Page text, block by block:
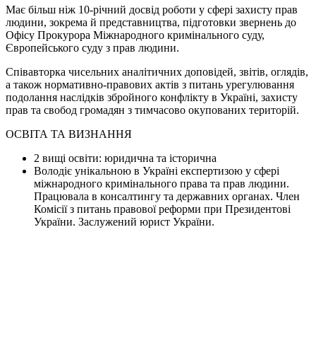
Має більш ніж 10-річний досвід роботи у сфері захисту прав
людини, зокрема й представництва, підготовки звернень до
Офісу Прокурора Міжнародного кримінального суду,
Європейського суду з прав людини.
Співавторка чисельних аналітичних доповідей, звітів, оглядів,
а також нормативно-правових актів з питань урегулювання
подолання наслідків збройного конфлікту в Україні, захисту
прав та свобод громадян з тимчасово окупованих територій.
ОСВІТА ТА ВИЗНАННЯ
2 вищі освіти: юридична та історична
Володіє унікальною в Україні експертизою у сфері
міжнародного кримінального права та прав людини.
Працювала в консалтингу та державних органах. Член
Комісії з питань правової реформи при Президентові
України. Заслужений юрист України.